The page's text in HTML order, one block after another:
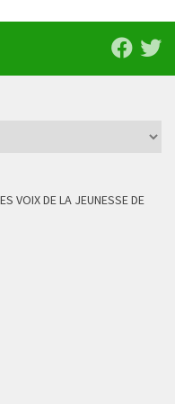
VOIX DE LA JEUNESSE DE